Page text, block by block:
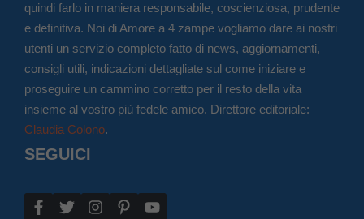
quindi farlo in maniera responsabile, coscienziosa, prudente
e definitiva. Noi di Amore a 4 zampe vogliamo dare ai nostri
utenti un servizio completo fatto di news, aggiornamenti,
consigli utili, indicazioni dettagliate sul come iniziare e
proseguire un cammino corretto per il resto della vita
insieme al vostro più fedele amico. Direttore editoriale:
Claudia Colono.
SEGUICI